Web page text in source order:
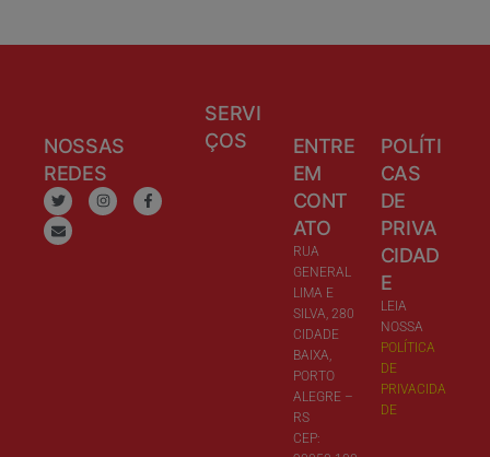
NOSSAS
REDES
SERVI
ÇOS
ENTRE
EM
CONT
ATO
RUA
GENERAL
LIMA E
SILVA, 280
CIDADE
BAIXA,
PORTO
ALEGRE –
RS
CEP:
POLÍTI
CAS
DE
PRIVA
CIDAD
E
LEIA
NOSSA
POLÍTICA
DE
PRIVACIDA
DE